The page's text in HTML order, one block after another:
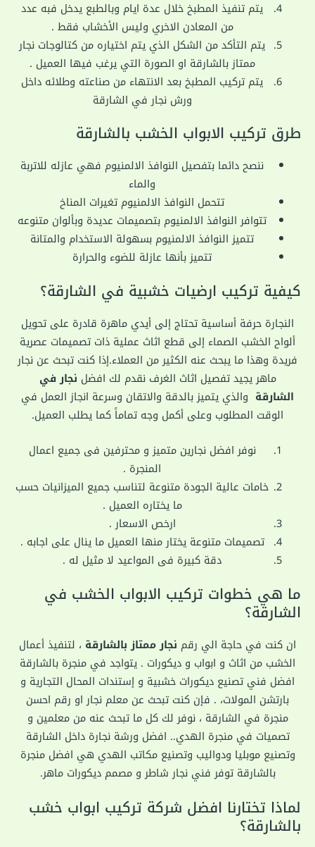
يتم تنفيذ المطبخ خلال عدة ايام وبالطبع يدخل فبه عدد
من المعادن الاخري وليس الأخشاب فقط .
يتم التأكد من الشكل الذي يتم اختياره من كتالوجات نجار
ممتاز بالشارقة او الصورة التي يرغب فيها العميل .
يتم تركيب المطبخ بعد الانتهاء من صناعته وطلائه داخل
ورش نجار في الشارقة
طرق تركيب الابواب الخشب بالشارقة
ننصح دائما بتفصيل النوافذ الالمنيوم فهي عازله للاتربة
والماء
تتحمل النوافذ الالمنيوم تغيرات المناخ
تتوافر النوافذ الالمنيوم بتصميمات عديدة وبألوان متنوعه
تتميز النوافذ الالمنيوم بسهولة الاستخدام والمتانة
تتميز بأنها عازلة للضوء والحرارة
كيفية تركيب ارضيات خشبية في الشارقة؟
النجارة حرفة أساسية تحتاج إلى أيدي ماهرة قادرة على تحويل
ألواح الخشب الصماء إلى قطع اثاث عملية ذات تصميمات عصرية
فريدة وهذا ما يبحث عنه الكثير من العملاء.إذا كنت تبحث عن نجار
ماهر يجيد تفصيل اثاث الغرف نقدم لك افضل نجار في
الشارقة والذي يتميز بالدقة والاتقان وسرعة انجاز العمل في
الوقت المطلوب وعلى أكمل وجه تماماً كما يطلب العميل.
نوفر افضل نجارين متميز و محترفين فى جميع اعمال
المنجرة .
خامات عالية الجودة متنوعة لتناسب جميع الميزانيات حسب
ما يختاره العميل .
ارخص الاسعار .
تصميمات متنوعة يختار منها العميل ما ينال على اجابه .
دقة كبيرة فى المواعيد لا مثيل له .
ما هي خطوات تركيب الابواب الخشب في
الشارقة؟
ان كنت في حاجة الي رقم نجار ممتاز بالشارقة ، لتنفيذ أعمال
الخشب من اثاث و ابواب و ديكورات . يتواجد في منجرة بالشارقة
افضل فني تصنيع ديكورات خشبية و إستندات المحال التجارية و
بارتشن المولات، . فإن كنت تبحث عن معلم نجار او رقم احسن
منجرة في الشارقة ، نوفر لك كل ما تبحث عنه من معلمين و
تصميات في منجرة الهدي.. افضل ورشة نجارة داخل الشارقة
وتصنيع موبليا ودواليب وتصنيع مكاتب الهدي هي افضل منجرة
بالشارقة توفر فني نجار شاطر و مصمم ديكورات ماهر.
لماذا تختارنا افضل شركة تركيب ابواب خشب
بالشارقة؟